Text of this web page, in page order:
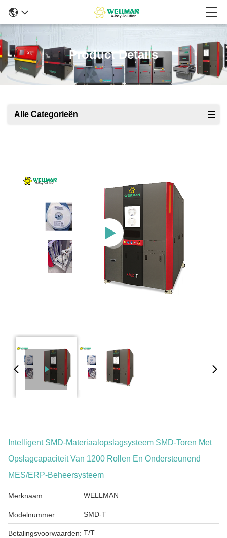
Product Details
Alle Categorieën
Intelligent SMD-Materiaalopslagsysteem SMD-Toren Met
Opslagcapaciteit Van 1200 Rollen En Ondersteunend
MES/ERP-Beheersysteem
Merknaam: WELLMAN
Modelnummer: SMD-T
Betalingsvoorwaarden: T/T